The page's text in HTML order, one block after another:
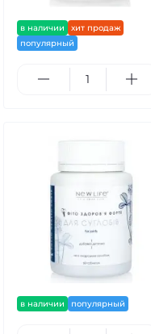
в наличии
хит продаж
популярный
в наличии популярный